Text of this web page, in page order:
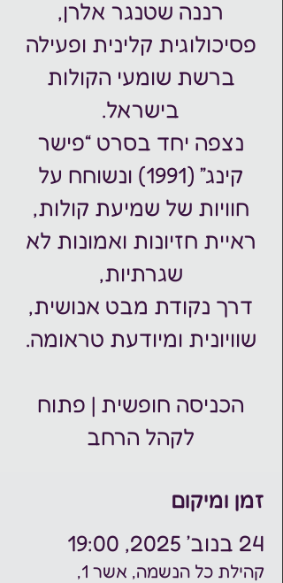
רננה שטנגר אלרן,
פסיכולוגית קלינית ופעילה
ברשת שומעי הקולות
נצפה יחד בסרט “פישר
קינג” (1991) ונשוחח על
חוויות של שמיעת קולות,
ראיית חזיונות ואמונות לא
דרך נקודת מבט אנושית,
הכניסה חופשית | פתוח
לקהל הרחב
זמן ומיקום
24 בנוב׳ 2025, 19:00
קהילת כל הנשמה, אשר 1,